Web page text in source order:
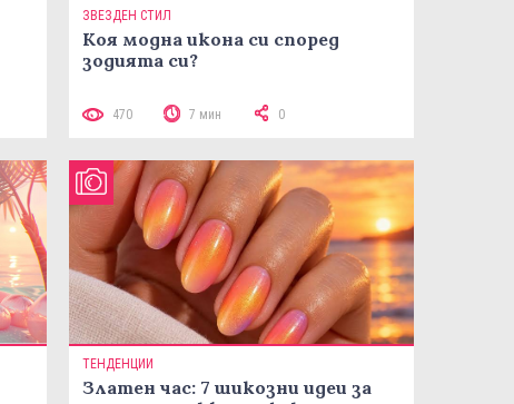
ЗВЕЗДЕН СТИЛ
Коя модна икона си според
зодията си?
470 7 мин 0
ТЕНДЕНЦИИ
Златен час: 7 шикозни идеи за